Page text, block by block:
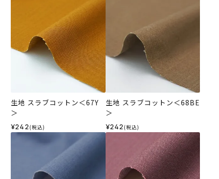
生地 スラブコットン＜67Y
＞
¥242 (税込)
生地 スラブコットン＜68BE
＞
¥242 (税込)